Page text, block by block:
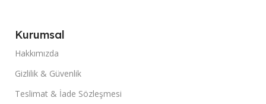
Kurumsal
Hakkımızda
Gizlilik & Güvenlik
Teslimat & İade Sözleşmesi